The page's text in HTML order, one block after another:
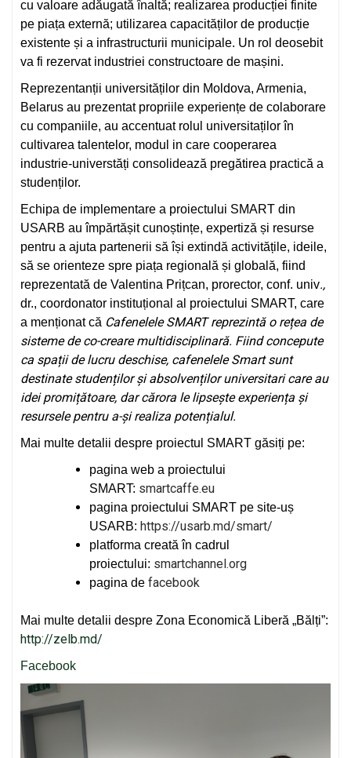
cu valoare adăugată înaltă; realizarea producției finite
pe piața externă; utilizarea capacităților de producție
existente și a infrastructurii municipale. Un rol deosebit
va fi rezervat industriei constructoare de mașini.
Reprezentanții universităților din Moldova, Armenia,
Belarus au prezentat propriile experiențe de colaborare
cu companiile, au accentuat rolul universitaților în
cultivarea talentelor, modul in care cooperarea
industrie-universtăți consolidează pregătirea practică a
studenților.
Echipa de implementare a proiectului SMART din
USARB au împărtășit cunoștințe, expertiză și resurse
pentru a ajuta partenerii să își extindă activitățile, ideile,
să se orienteze spre piața regională și globală, fiind
reprezentată de Valentina Prițcan, prorector, conf. univ.,
dr., coordonator instituțional al proiectului SMART, care
a menționat că Cafenelele SMARTreprezintă o rețea de
sisteme de co-creare multidisciplinară. Fiind concepute
ca spații de lucru deschise, cafenelele Smart sunt
destinate studenților și absolvenților universitari care au
idei promițătoare, dar cărora le lipsește experiența și
resursele pentru a-și realiza potențialul.
Mai multe detalii despre proiectul SMART găsiți pe:
pagina web a proiectului
SMART: smartcaffe.eu
pagina proiectului SMART pe site-uș
USARB: https://usarb.md/smart/
platforma creată în cadrul
proiectului: smartchannel.org
pagina de facebook
Mai multe detalii despre Zona Economică Liberă „Bălți”:
http://zelb.md/
Facebook